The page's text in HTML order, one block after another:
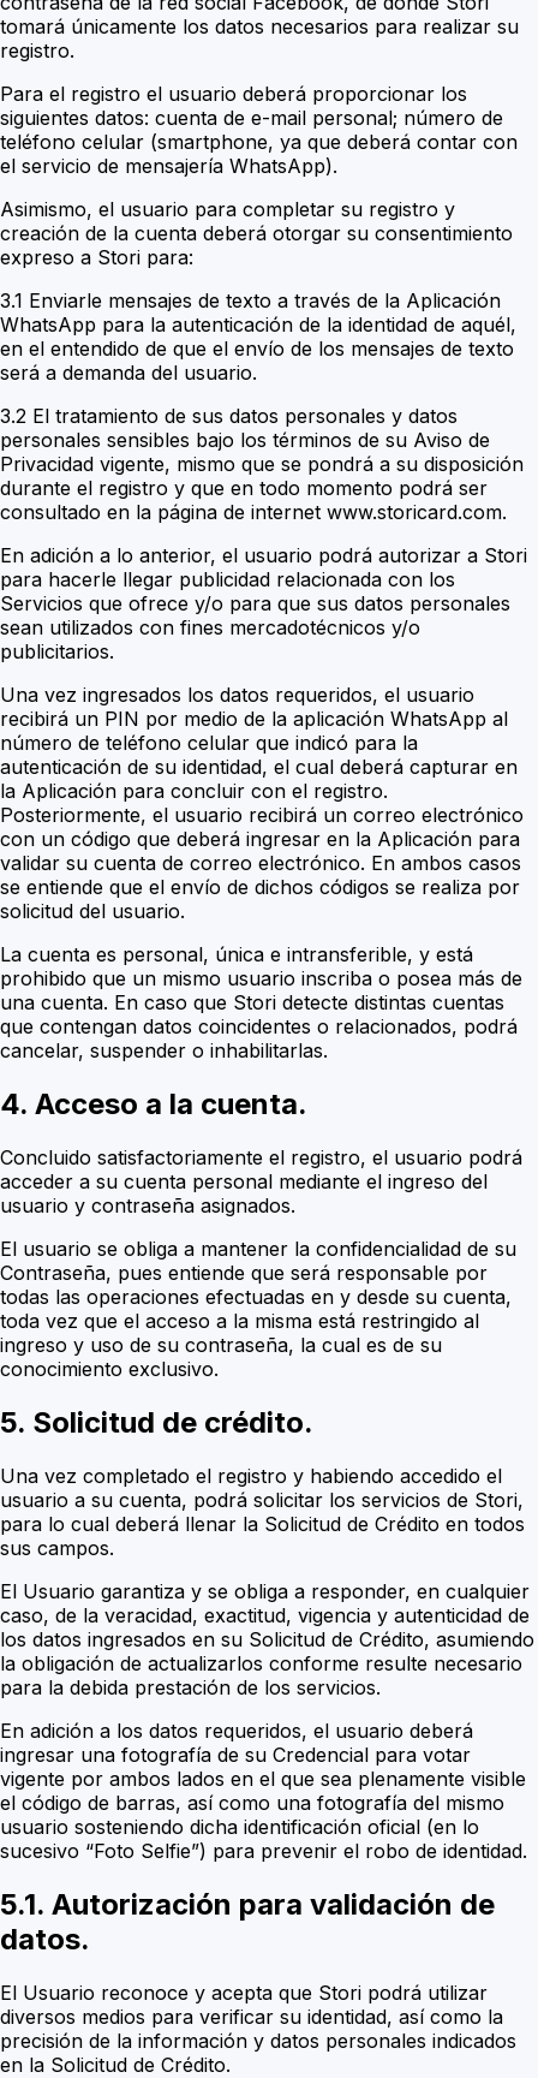
tomará únicamente los datos necesarios para realizar su
registro.
Para el registro el usuario deberá proporcionar los
siguientes datos: cuenta de e-mail personal; número de
teléfono celular (smartphone, ya que deberá contar con
el servicio de mensajería WhatsApp).
Asimismo, el usuario para completar su registro y
creación de la cuenta deberá otorgar su consentimiento
expreso a Stori para:
3.1 Enviarle mensajes de texto a través de la Aplicación
WhatsApp para la autenticación de la identidad de aquél,
en el entendido de que el envío de los mensajes de texto
será a demanda del usuario.
3.2 El tratamiento de sus datos personales y datos
personales sensibles bajo los términos de su Aviso de
Privacidad vigente, mismo que se pondrá a su disposición
durante el registro y que en todo momento podrá ser
consultado en la página de internet www.storicard.com.
En adición a lo anterior, el usuario podrá autorizar a Stori
para hacerle llegar publicidad relacionada con los
Servicios que ofrece y/o para que sus datos personales
sean utilizados con fines mercadotécnicos y/o
publicitarios.
Una vez ingresados los datos requeridos, el usuario
recibirá un PIN por medio de la aplicación WhatsApp al
número de teléfono celular que indicó para la
autenticación de su identidad, el cual deberá capturar en
la Aplicación para concluir con el registro.
Posteriormente, el usuario recibirá un correo electrónico
con un código que deberá ingresar en la Aplicación para
validar su cuenta de correo electrónico. En ambos casos
se entiende que el envío de dichos códigos se realiza por
solicitud del usuario.
La cuenta es personal, única e intransferible, y está
prohibido que un mismo usuario inscriba o posea más de
una cuenta. En caso que Stori detecte distintas cuentas
que contengan datos coincidentes o relacionados, podrá
cancelar, suspender o inhabilitarlas.
4. Acceso a la cuenta.
Concluido satisfactoriamente el registro, el usuario podrá
acceder a su cuenta personal mediante el ingreso del
usuario y contraseña asignados.
El usuario se obliga a mantener la confidencialidad de su
Contraseña, pues entiende que será responsable por
todas las operaciones efectuadas en y desde su cuenta,
toda vez que el acceso a la misma está restringido al
ingreso y uso de su contraseña, la cual es de su
conocimiento exclusivo.
5. Solicitud de crédito.
Una vez completado el registro y habiendo accedido el
usuario a su cuenta, podrá solicitar los servicios de Stori,
para lo cual deberá llenar la Solicitud de Crédito en todos
sus campos.
El Usuario garantiza y se obliga a responder, en cualquier
caso, de la veracidad, exactitud, vigencia y autenticidad de
los datos ingresados en su Solicitud de Crédito, asumiendo
la obligación de actualizarlos conforme resulte necesario
para la debida prestación de los servicios.
En adición a los datos requeridos, el usuario deberá
ingresar una fotografía de su Credencial para votar
vigente por ambos lados en el que sea plenamente visible
el código de barras, así como una fotografía del mismo
usuario sosteniendo dicha identificación oficial (en lo
sucesivo “Foto Selfie”) para prevenir el robo de identidad.
5.1. Autorización para validación de
datos.
El Usuario reconoce y acepta que Stori podrá utilizar
diversos medios para verificar su identidad, así como la
precisión de la información y datos personales indicados
en la Solicitud de Crédito.